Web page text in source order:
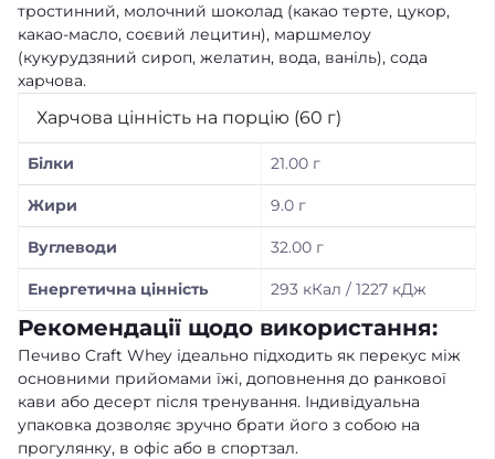
тростинний, молочний шоколад (какао терте, цукор,
какао-масло, соєвий лецитин), маршмелоу
(кукурудзяний сироп, желатин, вода, ваніль), сода
харчова.
Харчова цінність на порцію (60 г)
Білки 21.00 г
Жири 9.0 г
Вуглеводи 32.00 г
Енергетична цінність 293 кКал / 1227 кДж
Рекомендації щодо використання:
Печиво Craft Whey ідеально підходить як перекус між
основними прийомами їжі, доповнення до ранкової
кави або десерт після тренування. Індивідуальна
упаковка дозволяє зручно брати його з собою на
прогулянку, в офіс або в спортзал.